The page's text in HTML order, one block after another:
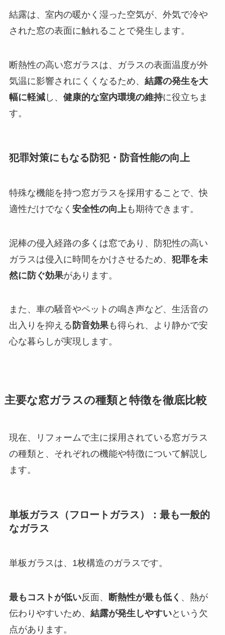
結露は、室内の暖かく湿った空気が、外気で冷や
された窓の表面に触れることで発生します。
断熱性の高い窓ガラスは、ガラスの表面温度が外
気温に影響されにくくなるため、 結露の発生を大
幅に軽減し、 健康的な室内環境の維持に役立ちま
す。
犯罪対策にもなる防犯・防音性能の向上
特殊な機能を持つ窓ガラスを採用することで、快
適性だけでなく 安全性の向上 も期待できます。
泥棒の侵入経路の多くは窓であり、防犯性の高い
ガラスは侵入に時間をかけさせるため、 犯罪を未
然に防ぐ効果があります。
また、車の騒音やペットの鳴き声など、生活音の
出入りを抑える 防音効果も得られ、より静かで安
心な暮らしが実現します。
主要な窓ガラスの種類と特徴を徹底比較
現在、リフォームで主に採用されている窓ガラス
の種類と、それぞれの機能や特徴について解説し
ます。
単板ガラス（フロートガラス）：最も一般的
なガラス
単板ガラスは、1枚構造のガラスです。
最もコストが低い反面、 断熱性が最も低く 、熱が
伝わりやすいため、 結露が発生しやすいという欠
点があります。